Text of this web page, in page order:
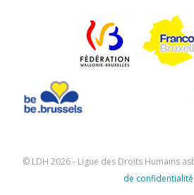
© LDH 2026 - Ligue des Droits Humains
de confidentialité